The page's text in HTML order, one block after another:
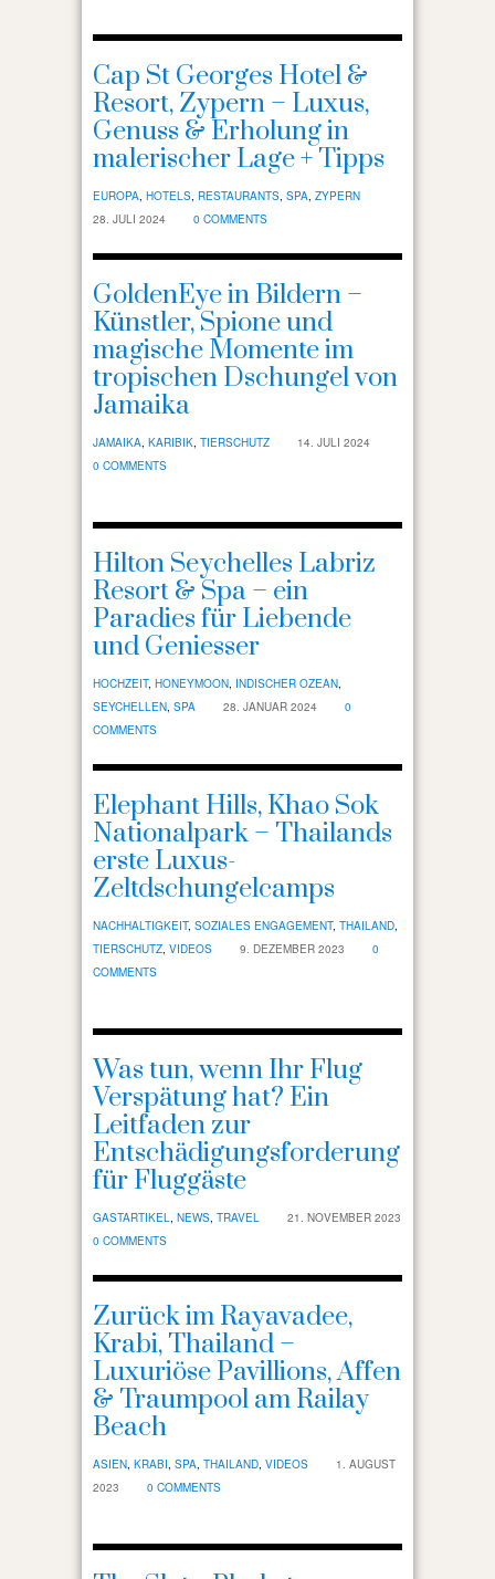
Cap St Georges Hotel &
Resort, Zypern – Luxus,
Genuss & Erholung in
malerischer Lage + Tipps
EUROPA, HOTELS, RESTAURANTS, SPA, ZYPERN
28. JULI 2024
0 COMMENTS
GoldenEye in Bildern –
Künstler, Spione und
magische Momente im
tropischen Dschungel von
Jamaika
JAMAIKA, KARIBIK, TIERSCHUTZ
14. JULI 2024
0 COMMENTS
Hilton Seychelles Labriz
Resort & Spa – ein
Paradies für Liebende
und Geniesser
HOCHZEIT, HONEYMOON, INDISCHER OZEAN,
SEYCHELLEN, SPA 28. JANUAR 2024
0
COMMENTS
Elephant Hills, Khao Sok
Nationalpark – Thailands
erste Luxus-
Zeltdschungelcamps
NACHHALTIGKEIT, SOZIALES ENGAGEMENT, THAILAND,
TIERSCHUTZ, VIDEOS 9. DEZEMBER 2023
0
COMMENTS
Was tun, wenn Ihr Flug
Verspätung hat? Ein
Leitfaden zur
Entschädigungsforderung
für Fluggäste
GASTARTIKEL, NEWS, TRAVEL
21. NOVEMBER 2023
0 COMMENTS
Zurück im Rayavadee,
Krabi, Thailand –
Luxuriöse Pavillions, Affen
& Traumpool am Railay
Beach
ASIEN, KRABI, SPA, THAILAND, VIDEOS
1. AUGUST
2023
0 COMMENTS